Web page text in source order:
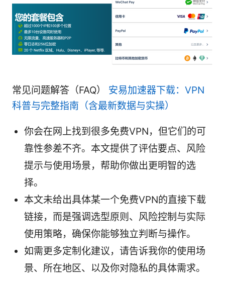
常见问题解答（FAQ） 安易加速器下载：VPN
科普与完整指南（含最新数据与实操）
你会在网上找到很多免费VPN，但它们的可
靠性参差不齐。本文提供了评估要点、风险
提示与使用场景，帮助你做出更明智的选
择。
本文未给出具体某一个免费VPN的直接下载
链接，而是强调选型原则、风险控制与实际
使用策略，确保你能够独立判断与操作。
如需更多定制化建议，请告诉我你的使用场
景、所在地区、以及你对隐私的具体需求。